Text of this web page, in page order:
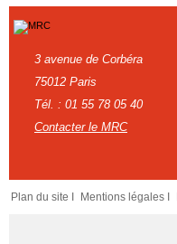
3 avenue de Corbéra
75012 Paris
Tél. : 01 55 78 05 40
Contacter le MRC
Plan du site I Mentions légales I